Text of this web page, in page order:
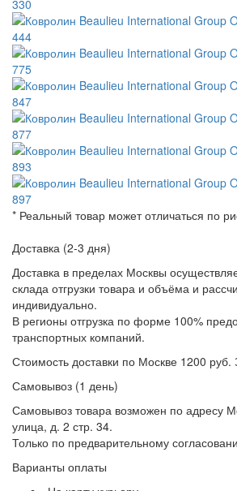
* Реальный товар может отличаться по
Доставка (2-3 дня)
Доставка в пределах Москвы
склада отгрузки товара и объёма и
индивидуально.
В регионы отгрузка по форме 100%
транспортных компаний.
Стоимость доставки по Москве 1200
Самовывоз (1 день)
Самовывоз товара возможен по адресу
улица, д. 2 стр. 34.
Только по предварительному
Варианты оплаты